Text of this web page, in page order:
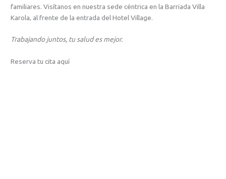
familiares. Visítanos en nuestra sede céntrica en la Barriada Villa
Karola, al frente de la entrada del Hotel Village.
Trabajando juntos, tu salud es mejor.
Reserva tu cita aquí